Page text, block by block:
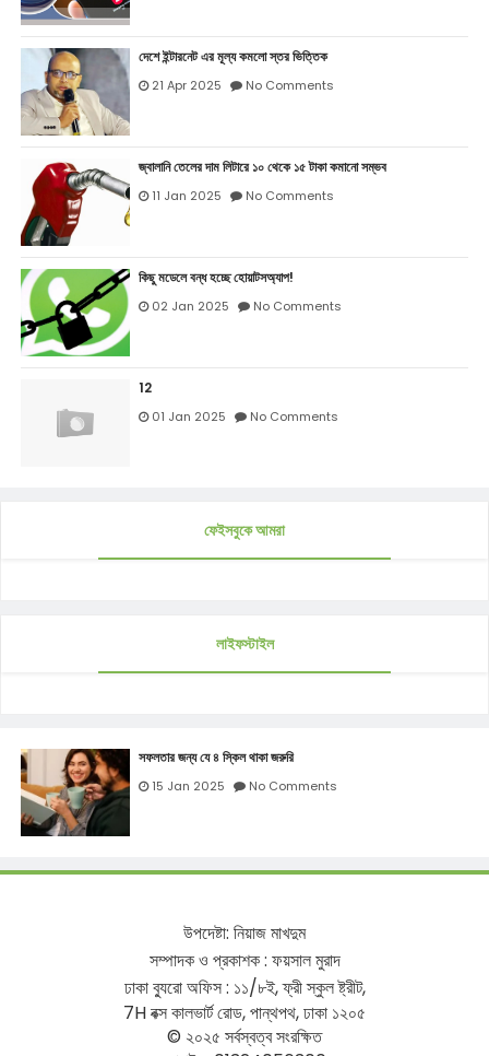
দেশে ইন্টারনেট এর মূল্য কমলো স্তর ভিত্তিক
21 Apr 2025 No Comments
জ্বালানি তেলের দাম লিটারে ১০ থেকে ১৫ টাকা কমানো সম্ভব
11 Jan 2025 No Comments
কিছু মডেলে বন্ধ হচ্ছে হোয়াটসঅ্যাপ!
02 Jan 2025 No Comments
12
01 Jan 2025 No Comments
ফেইসবুকে আমরা
লাইফস্টাইল
সফলতার জন্য যে ৪ স্কিল থাকা জরুরি
15 Jan 2025 No Comments
উপদেষ্টা: নিয়াজমাখদুম
সম্পাদকও প্রকাশক: ফয়সালমুরাদ
ঢাকাব্যুরোঅফিস: ১১/৮ই,ফ্রীস্কুলষ্ট্রীট,
7Hবক্সকালভার্টরোড,পান্থপথ,ঢাকা ১২০৫
© ২০২৫ সর্বস্বত্বসংরক্ষিত